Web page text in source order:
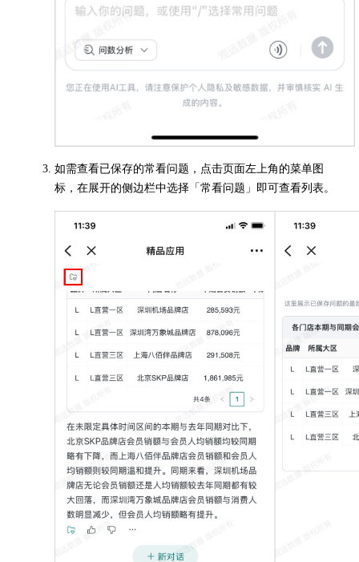
如需查看已保存的常看问题，点击页面左上角的菜单图
标，在展开的侧边栏中选择「常看问题」即可查看列表。